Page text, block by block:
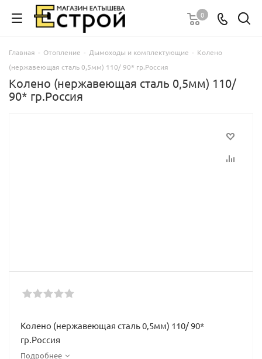
0
Главная - Отопление - Дымоходы и комплектующие - Колено
(нержавеющая сталь 0,5мм) 110/ 90* гр.Россия
Колено (нержавеющая сталь 0,5мм) 110/
90* гр.Россия
Колено (нержавеющая сталь 0,5мм) 110/ 90*
гр.Россия
Подробнее